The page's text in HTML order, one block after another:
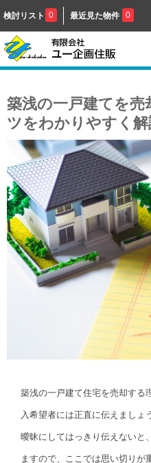
検討リスト 0 最近見た物件 0
築浅の一戸建てを売
ツをわかりやすく解
築浅の一戸建て住宅を売却する
入希望者には正直に伝えましょ
曖昧にしてはっきり伝えないと
ますので、ここでは思い切りが